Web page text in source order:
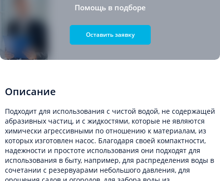
Помощь в подборе
Оставить заявку
Описание
Подходит для использования с чистой водой, не содержащей
абразивных частиц, и с жидкостями, которые не являются
химически агрессивными по отношению к материалам, из
которых изготовлен насос. Благодаря своей компактности,
надежности и простоте использования они подходят для
использования в быту, например, для распределения воды в
сочетании с резервуарами небольшого давления, для